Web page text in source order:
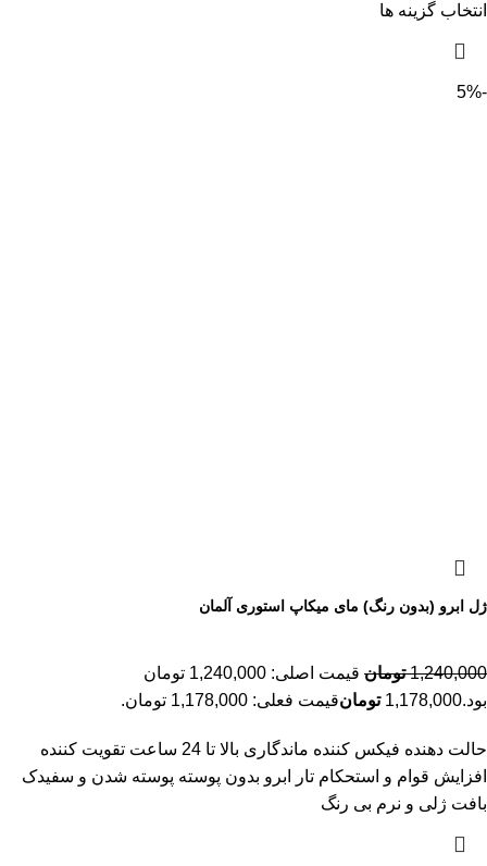
انتخاب گزینه ها
-5%
ژل ابرو (بدون رنگ) مای میکاپ استوری آلمان
1,240,000 تومان
قیمت اصلی: 1,240,000 تومان
بود.1,178,000 تومانقیمت فعلی: 1,178,000 تومان.
حالت دهنده فیکس کننده ماندگاری بالا تا 24 ساعت تقویت کننده
افزایش قوام و استحکام تار ابرو بدون پوسته پوسته شدن و سفیدک
بافت ژلی و نرم بی رنگ